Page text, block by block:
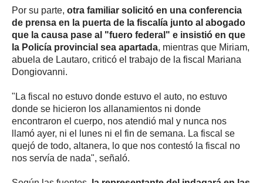
Por su parte, otra familiar solicitó en una conferencia
de prensa en la puerta de la fiscalía junto al abogado
que la causa pase al "fuero federal" e insistió en que
la Policía provincial sea apartada, mientras que Miriam,
abuela de Lautaro, criticó el trabajo de la fiscal Mariana
Dongiovanni.
"La fiscal no estuvo donde estuvo el auto, no estuvo
donde se hicieron los allanamientos ni donde
encontraron el cuerpo, nos atendió mal y nunca nos
llamó ayer, ni el lunes ni el fin de semana. La fiscal se
quejó de todo, altanera, lo que nos contestó la fiscal no
nos servía de nada", señaló.